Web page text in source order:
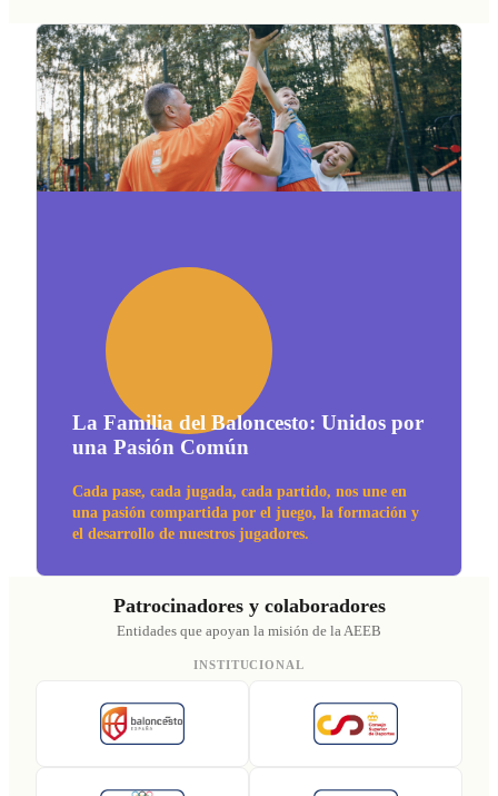
La Familia del Baloncesto: Unidos por
una Pasión Común
una pasión compartida por el juego, la formación y
el desarrollo de nuestros jugadores.
Patrocinadores y colaboradores
Entidades que apoyan la misión de la AEEB